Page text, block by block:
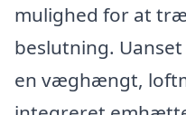
mulighed for at
beslutning.
en væghængt,